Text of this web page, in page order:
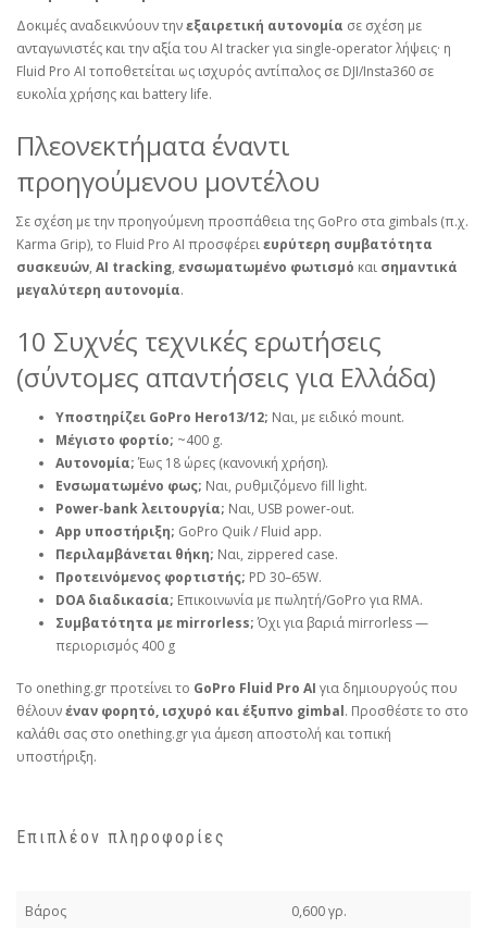
Δοκιμές αναδεικνύουν τηνεξαιρετική αυτονομία σε σχέση με
ανταγωνιστές και την αξία του AI tracker για single‑operator λήψεις· η
Fluid Pro AI τοποθετείται ως ισχυρός αντίπαλος σε DJI/Insta360 σε
ευκολία χρήσης και battery life.
Πλεονεκτήματα έναντι
προηγούμενου μοντέλου
Σε σχέση με την προηγούμενη προσπάθεια της GoPro στα gimbals (π.χ.
Karma Grip), το Fluid Pro AI προσφέρειευρύτερη συμβατότητα
συσκευών, AI tracking, ενσωματωμένο φωτισμό και σημαντικά
μεγαλύτερη αυτονομία.
10 Συχνές τεχνικές ερωτήσεις
(σύντομες απαντήσεις για Ελλάδα)
Υποστηρίζει GoPro Hero13/12; Ναι, με ειδικό mount.
Μέγιστο φορτίο; ~400 g.
Αυτονομία; Έως 18 ώρες (κανονική χρήση).
Ενσωματωμένο φως; Ναι, ρυθμιζόμενο fill light.
Power‑bank λειτουργία; Ναι, USB power‑out.
App υποστήριξη; GoPro Quik / Fluid app.
Περιλαμβάνεται θήκη; Ναι, zippered case.
Προτεινόμενος φορτιστής; PD 30–65W.
DOA διαδικασία; Επικοινωνία με πωλητή/GoPro για RMA.
Συμβατότητα με mirrorless;Όχι για βαριά mirrorless —
περιορισμός 400 g
Το onething.gr προτείνει το GoPro Fluid Pro AI για δημιουργούς που
θέλουνέναν φορητό, ισχυρό και έξυπνο gimbal. Προσθέστε το στο
καλάθι σας στο onething.gr για άμεση αποστολή και τοπική
υποστήριξη.
Επιπλέον πληροφορίες
Βάρος 0,600 γρ.